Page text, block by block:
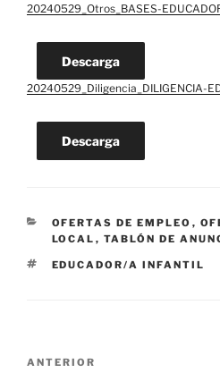
20240529_Otros_BASES-
Descarga
20240529_Diligencia_DILIGENCIA-
Descarga
CATEGORÍAS
OFERTAS DE EMPLEO ,
LOCAL , TABLÓN DE
ETIQUETAS
EDUCADOR/A INFANTIL
Navegación
Entrada
ANTERIOR